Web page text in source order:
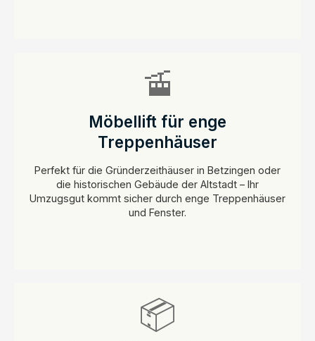
🚡
Möbellift für enge
Treppenhäuser
Perfekt für die Gründerzeithäuser in Betzingen oder
die historischen Gebäude der Altstadt – Ihr
Umzugsgut kommt sicher durch enge Treppenhäuser
und Fenster.
📦